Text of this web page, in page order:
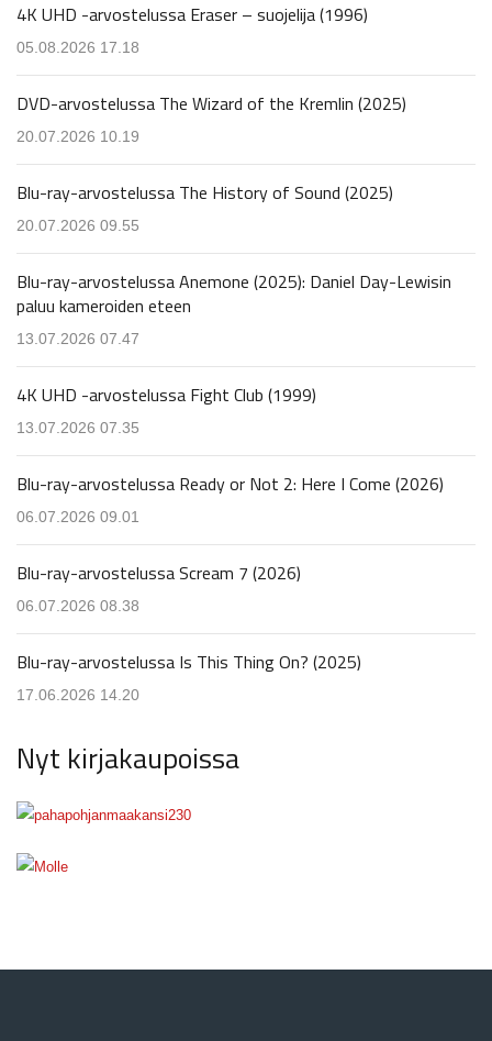
4K UHD -arvostelussa Eraser – suojelija (1996)
05.08.2026 17.18
DVD-arvostelussa The Wizard of the Kremlin (2025)
20.07.2026 10.19
Blu-ray-arvostelussa The History of Sound (2025)
20.07.2026 09.55
Blu-ray-arvostelussa Anemone (2025): Daniel Day-Lewisin
paluu kameroiden eteen
13.07.2026 07.47
4K UHD -arvostelussa Fight Club (1999)
13.07.2026 07.35
Blu-ray-arvostelussa Ready or Not 2: Here I Come (2026)
06.07.2026 09.01
Blu-ray-arvostelussa Scream 7 (2026)
06.07.2026 08.38
Blu-ray-arvostelussa Is This Thing On? (2025)
17.06.2026 14.20
Nyt kirjakaupoissa